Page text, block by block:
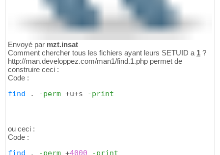
Envoyé par mzt.insat
Comment chercher tous les fichiers ayant leurs SETUID a 1 ?
http://man.developpez.com/man1/find.1.php permet de
construire ceci :
Code :
find . -perm +u+s -print
ou ceci :
Code :
find . -perm +4000 -print